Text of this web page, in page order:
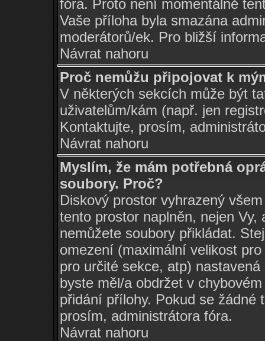
fóra. Proto není momentálně
Vaše příloha byla smazána
moderátorů/ek. Pro bližší
Návrat nahoru
Proč nemůžu připojovat k
V některých sekcích může být
uživatelům/kám (např. jen
Kontaktujte, prosím,
Návrat nahoru
Myslím, že mám potřebná
soubory. Proč?
Diskový prostor vyhrazený
tento prostor naplněn, nejen
nemůžete soubory přikládat.
omezení (maximální velikost
pro určité sekce, atp)
byste měl/a obdržet v
přidání přílohy. Pokud se žádné
prosím, administrátora fóra.
Návrat nahoru